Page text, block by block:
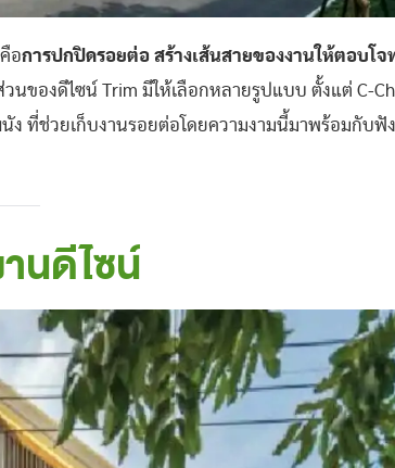
อการปกปิดรอยต่อ สร้างเส้นสายของงานให้ตอบโจ
ของดีไซน์ Trim มีให้เลือกหลายรูปแบบ ตั้งแต่ C-
ง ที่ช่วยเก็บงานรอยต่อโดยความงามนี้มาพร้อมกับฟั
นดีไซน์